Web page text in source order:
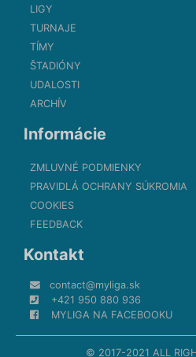
LIGY
TURNAJE
TÍMY
ŠTADIÓNY
UDALOSTI
ARCHÍV
Informácie
ZMLUVNÉ PODMIENKY
PRAVIDLÁ OCHRANY SÚKROMIA
COOKIES
FEEDBACK
Kontakt
contact@myliga.sk
+421 950 880 936
MYLIGA NA FACEBOOKU
© 2017-2021 ALL